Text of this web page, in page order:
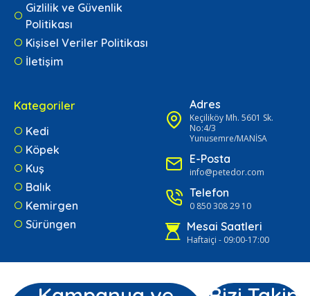
Gizlilik ve Güvenlik
Politikası
Kişisel Veriler Politikası
İletişim
Kategoriler
Kedi
Köpek
Kuş
Balık
Kemirgen
Sürüngen
Adres
Keçiliköy Mh. 5601 Sk.
No:4/3
Yunusemre/MANİSA
E-Posta
info@petedor.com
Telefon
0 850 308 29 10
Mesai Saatleri
Haftaiçi - 09:00-17:00